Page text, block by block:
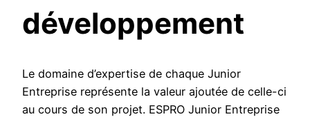
développement
Le domaine d’expertise de chaque Junior
Entreprise représente la valeur ajoutée de celle-ci
au cours de son projet. ESPRO Junior Entreprise